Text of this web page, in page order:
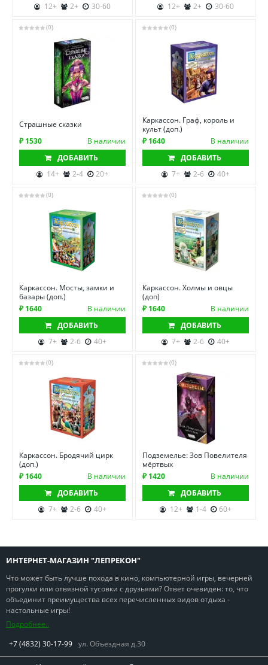
12+
2+ 30-60
12+
2+ 30-60
(0)
Страшные сказки
₽ 1530
В наличии
ДОБАВИТЬ
14+
2-4 20+
(0)
Каркассон. Граф, король и
культ (доп.)
₽ 1640
В наличии
ДОБАВИТЬ
7+
2-6 40+
(0)
Каркассон. Мосты, замки и
базары (доп.)
₽ 1640
В наличии
ДОБАВИТЬ
7+
2-6 40+
(0)
Каркассон. Холмы и овцы
(доп)
₽ 1640
В наличии
ДОБАВИТЬ
7+
2-6 40+
(0)
Каркассон. Бродячий цирк
(доп.)
₽ 1640
В наличии
ДОБАВИТЬ
7+
2-6 40+
(0)
Подземелье: Зов Повелителя
мёртвых
₽ 1420
В наличии
ДОБАВИТЬ
12+
1-4 60+
ИНТЕРНЕТ-МАГАЗИН "ЛЕПРЕКОН"
Что может быть лучше похода в кино, компьютерной игры, вечерней
прогулки или отвязной тусовки с друзьями? Ответ очевиден: то, что
объединит преимущества всех перечисленных видов отдыха -
настольные игры!
Подробнее..
+7 (4832) 30-17-99 ул. Объездная д.30